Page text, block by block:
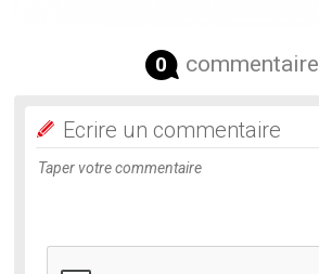
0 commentaire
Ecrire un commentaire